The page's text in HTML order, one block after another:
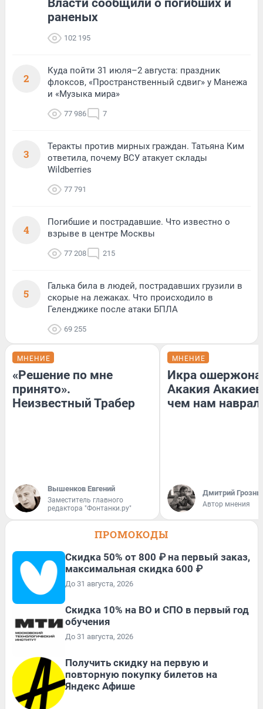
Власти сообщили о погибших и
раненых
102 195
2
Куда пойти 31 июля–2 августа: праздник
флоксов, «Пространственный сдвиг» у Манежа
и «Музыка мира»
77 986 7
3
Теракты против мирных граждан. Татьяна Ким
ответила, почему ВСУ атакует склады
Wildberries
77 791
4
Погибшие и пострадавшие. Что известно о
взрыве в центре Москвы
77 208 215
5
Галька била в людей, пострадавших грузили в
скорые на лежаках. Что происходило в
Геленджике после атаки БПЛА
69 255
МНЕНИЕ
«Решение по мне
принято».
Неизвестный Трабер
Вышенков Евгений
Заместитель главного
редактора "Фонтанки.ру"
МНЕНИЕ
Икра
Акакия
чем нам
Дмитрий
Автор мнения
ПРОМОКОДЫ
Скидка 50% от 800 ₽ на первый заказ,
максимальная скидка 600 ₽
До 31 августа, 2026
Скидка 10% на ВО и СПО в первый год
обучения
До 31 августа, 2026
Получить скидку на первую и
повторную покупку билетов на
Яндекс Афише